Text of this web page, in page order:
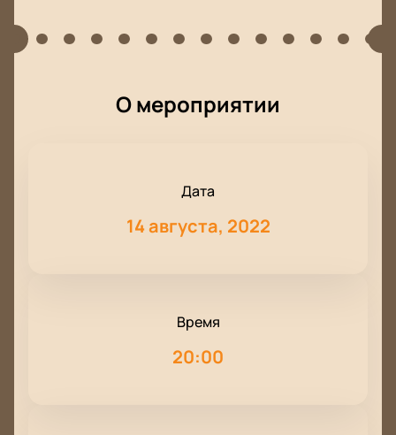
О мероприятии
Дата
14 августа, 2022
Время
20:00